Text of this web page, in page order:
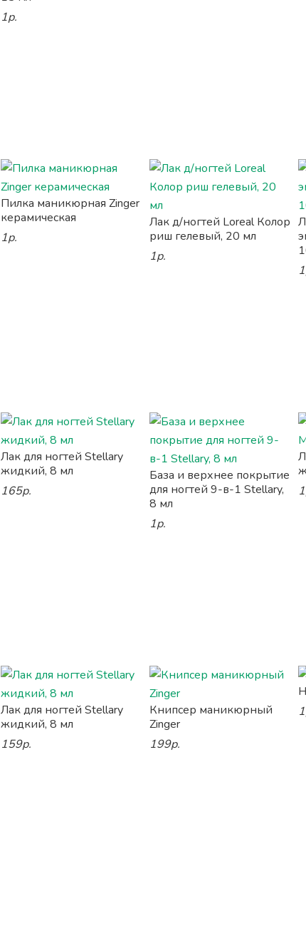
1р.
Пилка маникюрная Zinger
керамическая
1р.
Лак д/ногтей Loreal Колор
риш гелевый, 20 мл
1р.
Лак для ногтей Stellary
жидкий, 8 мл
165р.
База и верхнее покрытие
для ногтей 9-в-1 Stellary,
8 мл
1р.
Лак для ногтей Stellary
жидкий, 8 мл
159р.
Книпсер маникюрный
Zinger
199р.